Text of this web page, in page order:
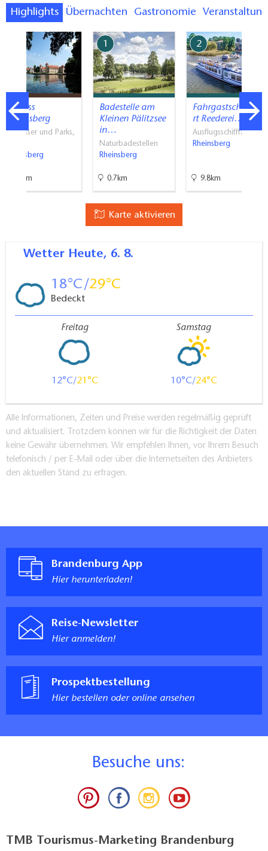
Highlights Übernachten Gastronomie
Schloss
Rheinsberg
Schlösser und Parks,
Rheinsberg
10km
1
Badestelle am
Kleinen Pälitzsee
in…
Naturbadestellen
Rheinsberg
0.7km
2
Fahrgastschifffah
rt Reederei…
Ausflugsschifffahrt
Rheinsberg
9.8km
Karte aktivieren
Wetter Heute, 6. 8.
18 29
Bedeckt
Freitag
12 21
Samstag
10 24
Alle Informationen, Zeiten und Preise werden regelmäßig geprüft
und aktualisiert. Trotzdem können wir für die Richtigkeit der Daten
keine Gewähr übernehmen. Wir empfehlen Ihnen, vor Ihrem Besuch
telefonisch / per E-Mail oder über die Internetseiten des Anbieters
den aktuellen Stand zu erfragen.
Brandenburg App
Hier herunterladen!
Reise-Newsletter
Hier anmelden!
Prospektbestellung
Hier bestellen oder online ansehen
Besuche uns:
TMB Tourismus-Marketing Brandenburg